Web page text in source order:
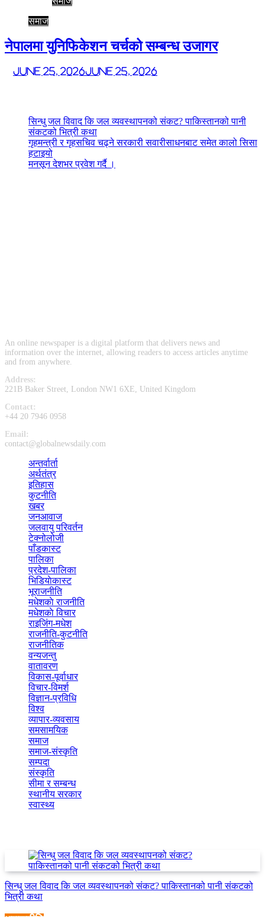
समाज
नेपालमा युनिफिकेशन चर्चको सम्बन्ध उजागर
June 25, 2026June 25, 2026
सिन्धु जल विवाद कि जल व्यवस्थापनको संकट? पाकिस्तानको पानी
संकटको भित्री कथा
गृहमन्त्री र गृहसचिव चढ्ने सरकारी सवारीसाधनबाट समेत कालो सिसा
हटाइयो
मनसून देशभर प्रवेश गर्दै ।
An online newspaper is a digital platform that delivers news and
information over the internet, allowing readers to access articles anytime
and from anywhere.
Address:
221B Baker Street, London NW1 6XE, United Kingdom
Contact:
+44 20 7946 0958
Email:
contact@globalnewsdaily.com
अन्तर्वार्ता
अर्थतंत्र(1)
इतिहास
कुटनीति(1)
खबर(132)
जनआवाज(3)
जलवायु परिवर्तन(2)
टेक्नोलोजी
पाँडकास्ट(6)
पालिका
प्रदेश-पालिका
भिडियाेकास्ट(7)
भूराजनीति(3)
मधेशकाे राजनीति(7)
मधेशकाे विचार(1)
राइजिंग-मधेश(6)
राजनीति-कुटनीति(132)
राजनीतिक(8)
वन्यजन्तु(2)
वातावरण
विकास-पूर्वाधार(3)
विचार-विमर्श(10)
विज्ञान-प्रविधि(1)
विश्व
व्यापार-व्यवसाय
समसामयिक(1)
समाज(14)
समाज-संस्कृति(2)
सम्पदा
संस्कृति(3)
सीमा र सम्बन्ध(3)
स्थानीय सरकार(1)
स्वास्थ्य
सिन्धु जल विवाद कि जल व्यवस्थापनको संकट? पाकिस्तानको पानी संकटको
भित्री कथा